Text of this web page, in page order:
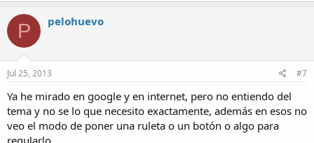
P pelohuevo
Jul 25, 2013 #7
Ya he mirado en google y en internet, pero no entiendo del
tema y no se lo que necesito exactamente, además en esos no
veo el modo de poner una ruleta o un botón o algo para
regularlo...